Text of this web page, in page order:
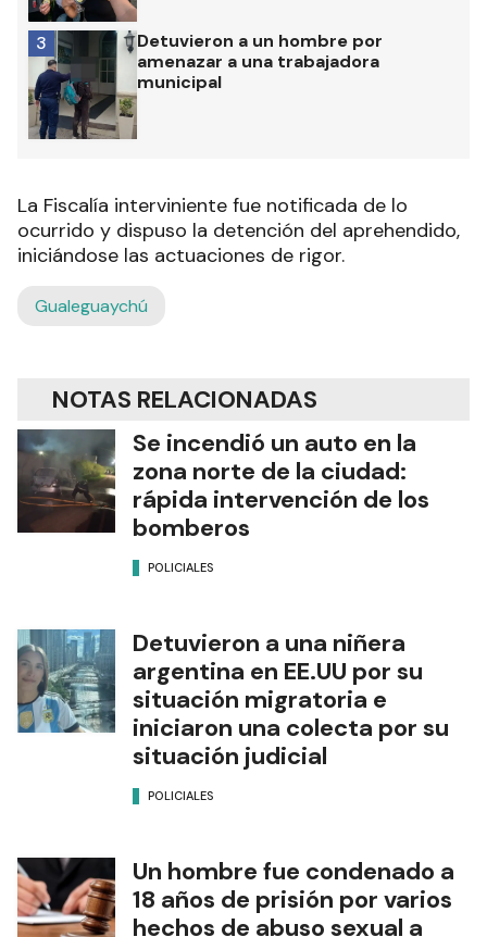
Detuvieron a un hombre por
amenazar a una trabajadora
municipal
3
La Fiscalía interviniente fue notificada de lo
ocurrido y dispuso la detención del aprehendido,
iniciándose las actuaciones de rigor.
Gualeguaychú
NOTAS RELACIONADAS
Se incendió un auto en la
zona norte de la ciudad:
rápida intervención de los
bomberos
POLICIALES
Detuvieron a una niñera
argentina en EE.UU por su
situación migratoria e
iniciaron una colecta por su
situación judicial
POLICIALES
Un hombre fue condenado a
18 años de prisión por varios
hechos de abuso sexual a